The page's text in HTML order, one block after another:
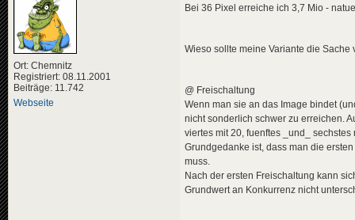
Ort: Chemnitz
Registriert: 08.11.2001
Beiträge: 11.742
Webseite
Bei 36 Pixel erreiche ich 3,7 Mio -
Wieso sollte meine Variante die
@ Freischaltung
Wenn man sie an das Image bindet
nicht sonderlich schwer zu erreichen.
viertes mit 20, fuenftes _und_ sechstes
Grundgedanke ist, dass man die
muss.
Nach der ersten Freischaltung kann
Grundwert an Konkurrenz nicht